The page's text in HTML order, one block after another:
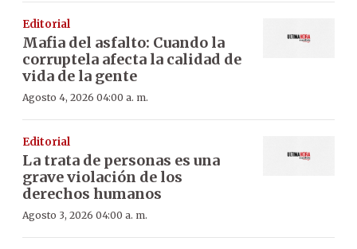
Editorial
Mafia del asfalto: Cuando la
corruptela afecta la calidad de
vida de la gente
Agosto 4, 2026 04:00 a. m.
Editorial
La trata de personas es una
grave violación de los
derechos humanos
Agosto 3, 2026 04:00 a. m.